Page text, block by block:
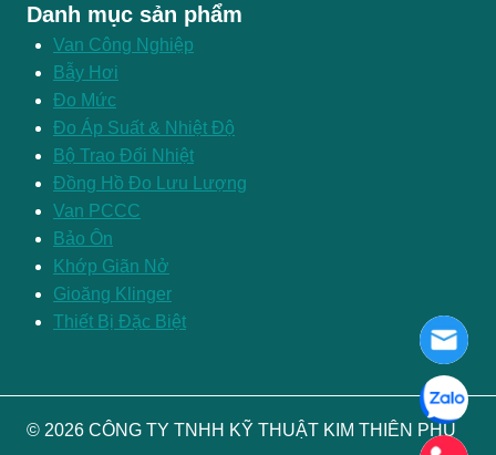
Danh mục sản phẩm
Van Công Nghiệp
Bẫy Hơi
Đo Mức
Đo Áp Suất & Nhiệt Độ
Bộ Trao Đổi Nhiệt
Đồng Hồ Đo Lưu Lượng
Van PCCC
Bảo Ôn
Khớp Giãn Nở
Gioăng Klinger
Thiết Bị Đặc Biệt
© 2026 CÔNG TY TNHH KỸ THUẬT KIM THIÊN PHÚ